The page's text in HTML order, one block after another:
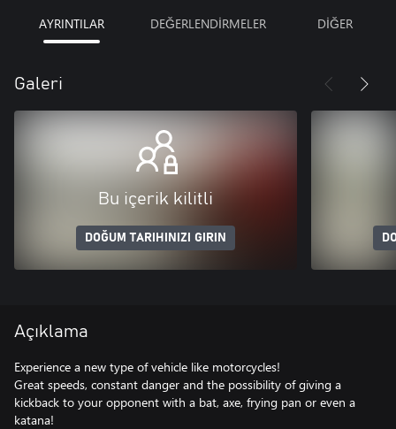
AYRINTILAR DEĞERLENDİRMELER DİĞER
Galeri
Bu içerik kilitli
DOĞUM TARIHINIZI GIRIN
Açıklama
Experience a new type of vehicle like motorcycles!
Great speeds, constant danger and the possibility of giving a
kickback to your opponent with a bat, axe, frying pan or even a
katana!